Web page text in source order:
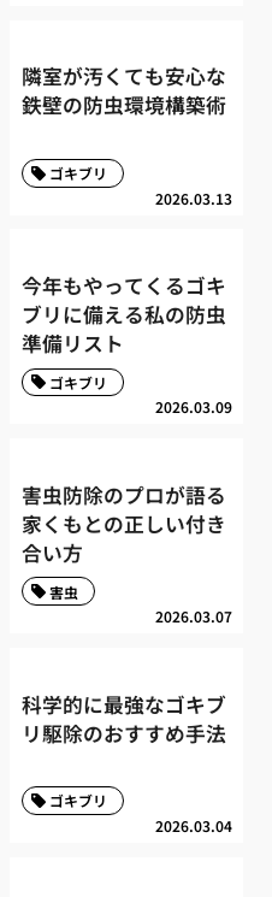
隣室が汚くても安心な
鉄壁の防虫環境構築術
2026.03.13
ゴキブリ
今年もやってくるゴキ
ブリに備える私の防虫
準備リスト
2026.03.09
ゴキブリ
害虫防除のプロが語る
家くもとの正しい付き
合い方
2026.03.07
害虫
科学的に最強なゴキブ
リ駆除のおすすめ手法
2026.03.04
ゴキブリ